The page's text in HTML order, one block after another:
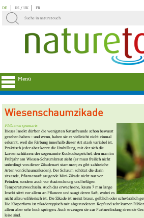
DE US / UK FR
Menü
Wiesenschaumzikade
Philaenus spumaris
Dieses Insekt dürften die wenigsten Naturfreunde schon bewusst
gesehen haben – und wenn, haben sie es vielleicht nicht einmal
erkannt, weil die Färbung innerhalb dieser Art stark variabel ist.
Praktisch jeder aber kennt die Umhüllung, mit der sich die
Larven schützen: der sogenannte Kuckucksspeichel, den man im
Frühjahr am Wiesen-Schaumkraut sieht (er muss freilich nicht
unbedingt von dieser Zikadenart stammen; es gibt zahlreiche
Arten von Schaumzikaden). Der Schaum schützt die darin
sitzende, Pflanzensaft saugende Mini-Zikade nicht nur vor
Feinden, sondern auch vor Austrocknung und heftigen
Temperaturwechseln. Auch das erwachsene, kaum 7 mm lange
Insekt sitzt vor allem an Pflanzen und saugt deren Saft, wobei es
nicht allzu wählerisch ist. Die Zikade ist meist braun, gelblich oder schwärzlich
Die Körperform ist zikadentypisch mit abgerundetem Kopf und sehr kurzen
allem aber sehr hoch springen. Auch erzeugen sie zur Partnerfindung sirrende
leise sind.